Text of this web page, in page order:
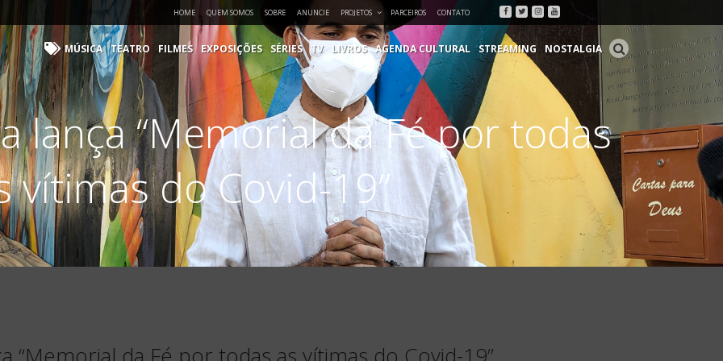
HOME QUEM SOMOS SOBRE ANUNCIE PROJETOS PARCEIROS CONTATO Facebook
Twitter
Instagram
Youtube
MÚSICA TEATRO FILMES EXPOSIÇÕES SÉRIES TV LIVROS AGENDA CULTURAL STREAMING NOSTALGIA
lança “Memorial da Fé por todas
vítimas do Covid-19”
“Memorial da Fé por todas as vítimas do Covid-19”